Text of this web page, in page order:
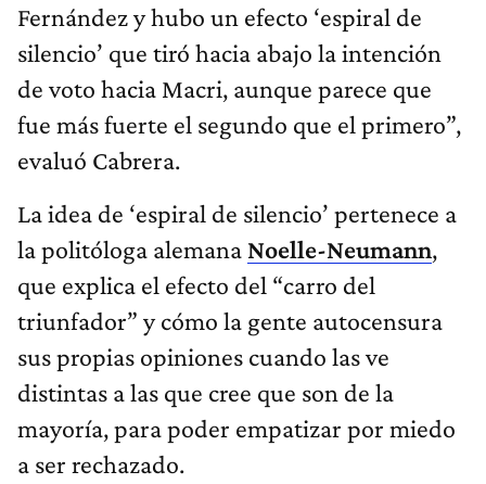
Fernández y hubo un efecto ‘espiral de
silencio’ que tiró hacia abajo la intención
de voto hacia Macri, aunque parece que
fue más fuerte el segundo que el primero”,
evaluó Cabrera.
La idea de ‘espiral de silencio’ pertenece a
la politóloga alemana Noelle-Neumann,
que explica el efecto del “carro del
triunfador” y cómo la gente autocensura
sus propias opiniones cuando las ve
distintas a las que cree que son de la
mayoría, para poder empatizar por miedo
a ser rechazado.